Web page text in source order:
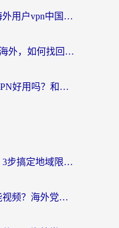
别再被地区限制卡哭！海外用户vpn中国下载全攻略，无缝刷剧办公社交
App Store VPN 推荐：在海外，如何找回那扇回家的“任意门”？
海外党实测：雷神手游VPN好用吗？和闪电VPN对比哪个回国效果更好？附小众工具深度测评
咪咕在海外怎么看直播？3步搞定地域限制，还能畅看腾讯视频与国内热剧
迪拜网络为什么微信不能视频？海外党必看的回国加速全攻略